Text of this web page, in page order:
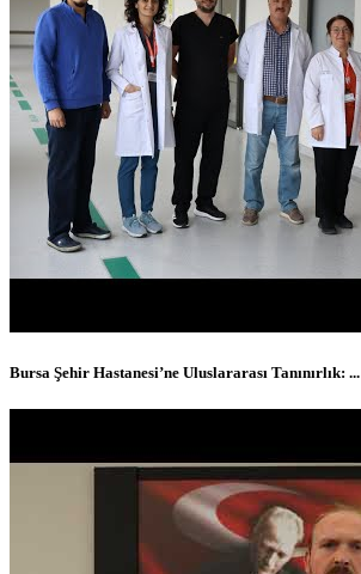
Bursa Şehir Hastanesi’ne Uluslararası Tanınırlık: ...